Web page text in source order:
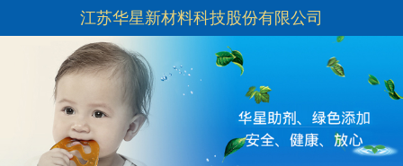
江苏华星新材料科技股份有限公司